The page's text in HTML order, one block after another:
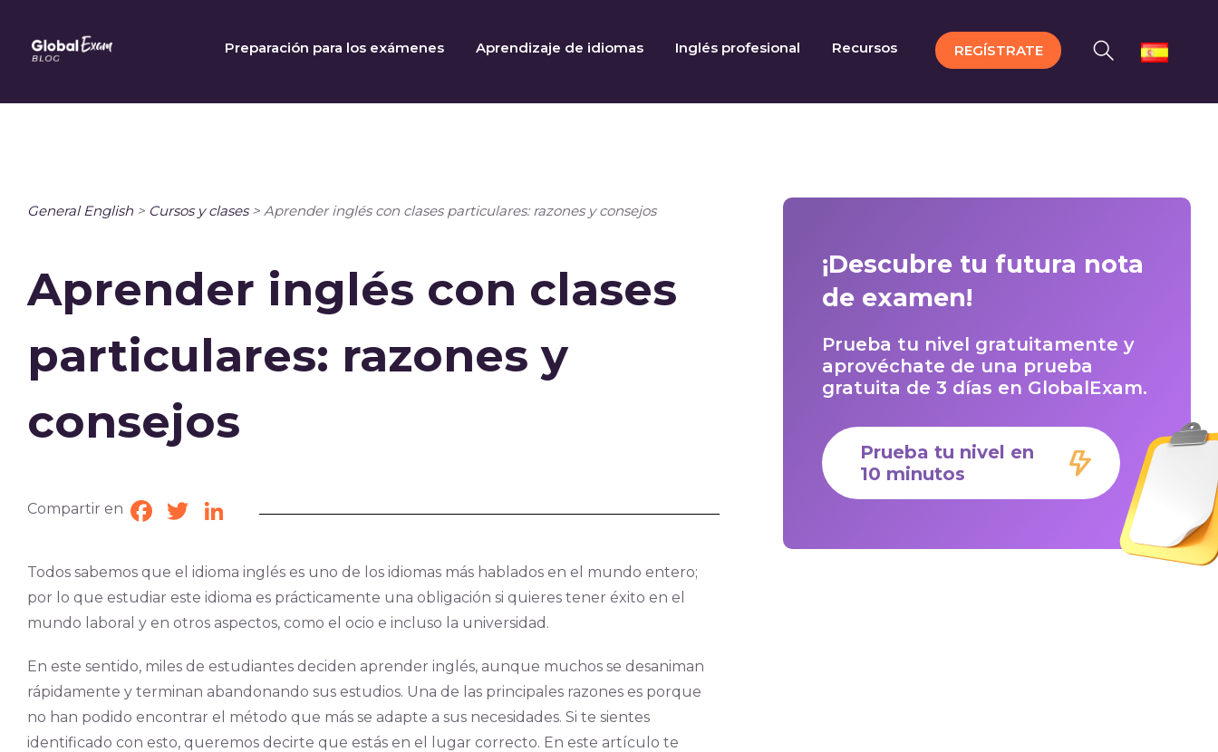
content
Preparación para los exámenes Aprendizaje de idiomas Inglés profesional Recursos REGÍSTRATE
General English > Cursos y clases> Aprender inglés con clases particulares: razones y consejos
Aprender inglés con clases
particulares: razones y
consejos
Compartir en Facebook
TwitterLinkedIn
Todos sabemos que el idioma inglés es uno de los idiomas más hablados en el mundo entero;
por lo que estudiar este idioma es prácticamente una obligación si quieres tener éxito en el
mundo laboral y en otros aspectos, como el ocio e incluso la universidad.
En este sentido, miles de estudiantes deciden aprender inglés, aunque muchos se desaniman
rápidamente y terminan abandonando sus estudios. Una de las principales razones es porque
no han podido encontrar el método que más se adapte a sus necesidades. Si te sientes
identificado con esto, queremos decirte que estás en el lugar correcto. En este artículo te
¡Descubre tu futura nota
de examen!
Prueba tu nivel gratuitamente y
aprovéchate de una prueba
gratuita de 3 días en GlobalExam.
Prueba tu nivel en
10 minutos